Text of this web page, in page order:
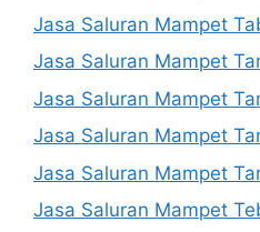
Jasa Saluran Mampet
Jasa Saluran Mampet
Jasa Saluran Mampet
Jasa Saluran Mampet
Jasa Saluran Mampet
Jasa Saluran Mampet